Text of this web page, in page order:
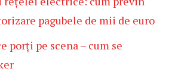
pagubele de mii de euro
porți pe scena – cum se